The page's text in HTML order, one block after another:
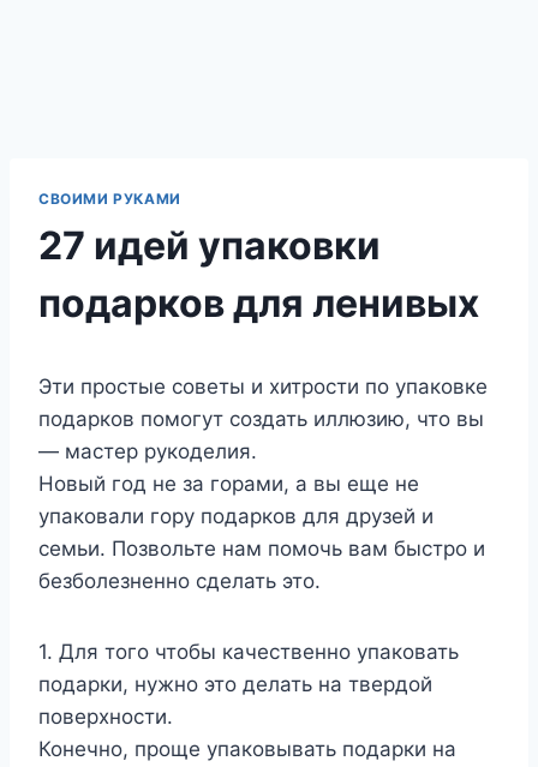
СВОИМИ РУКАМИ
27 идей упаковки
подарков для ленивых
Эти простые советы и хитрости по упаковке
подарков помогут создать иллюзию, что вы
— мастер рукоделия.
Новый год не за горами, а вы еще не
упаковали гору подарков для друзей и
семьи. Позвольте нам помочь вам быстро и
безболезненно сделать это.
1. Для того чтобы качественно упаковать
подарки, нужно это делать на твердой
поверхности.
Конечно, проще упаковывать подарки на